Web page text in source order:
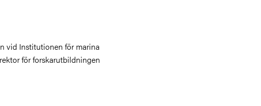
vid Institutionen för marina
för forskarutbildningen